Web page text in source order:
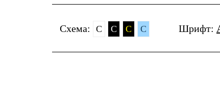
Cхема: C C C C Шрифт: